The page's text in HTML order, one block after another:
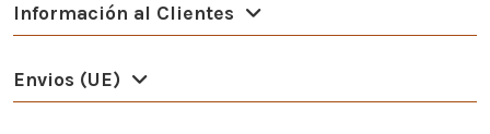
Información al Clientes
Envios (UE)